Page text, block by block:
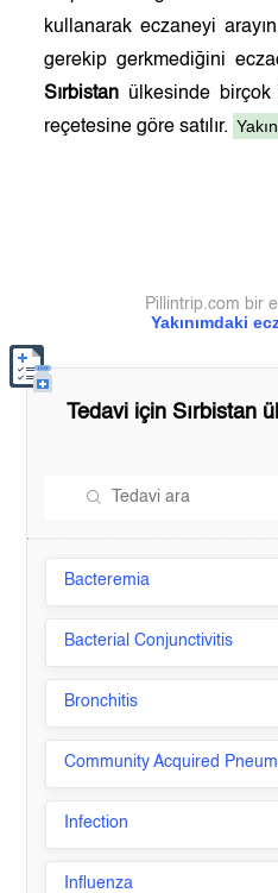
kullanarak eczaneyi
gerekip gerkmediğini
Sırbistan ülkesinde
reçetesine göre satılır.
Yakınımdaki
Pillintrip.com bir
Tedavi için Sırbistan
Bacteremia
Bacterial Conjunctivitis
Bronchitis
Community Acquired
Infection
Influenza